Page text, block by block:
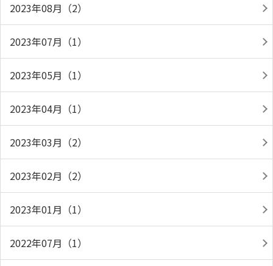
2023年08月（2）
2023年07月（1）
2023年05月（1）
2023年04月（1）
2023年03月（2）
2023年02月（2）
2023年01月（1）
2022年07月（1）